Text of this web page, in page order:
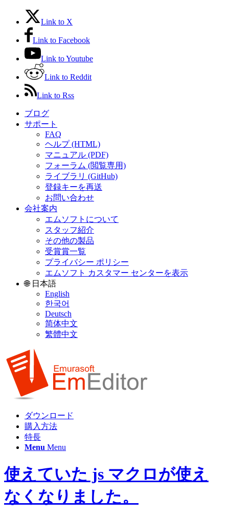
Link to X
Link to Facebook
Link to Youtube
Link to Reddit
Link to Rss
ブログ
サポート
FAQ
ヘルプ (HTML)
マニュアル (PDF)
フォーラム (閲覧専用)
ライブラリ (GitHub)
登録キーを再送
お問い合わせ
会社案内
エムソフトについて
スタッフ紹介
その他の製品
受賞賞一覧
プライバシー ポリシー
エムソフト カスタマー センターを表示
🌐 日本語
English
한국어
Deutsch
简体中文
繁體中文
ダウンロード
購入方法
特長
Menu Menu
使えていた js マクロが使え
なくなりました。